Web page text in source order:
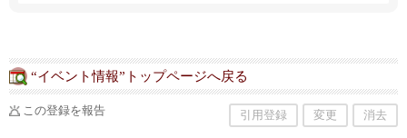
“イベント情報”トップページへ戻る
この登録を報告 引用登録 変更 消去